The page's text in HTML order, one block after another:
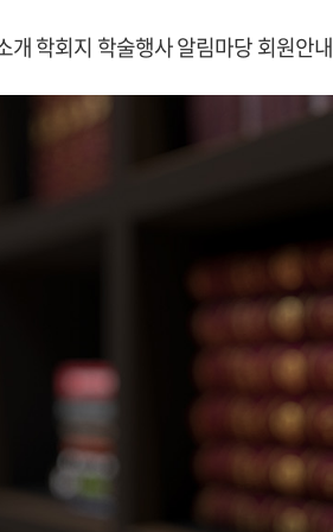
개학회지 학술행사알림마당회원안내